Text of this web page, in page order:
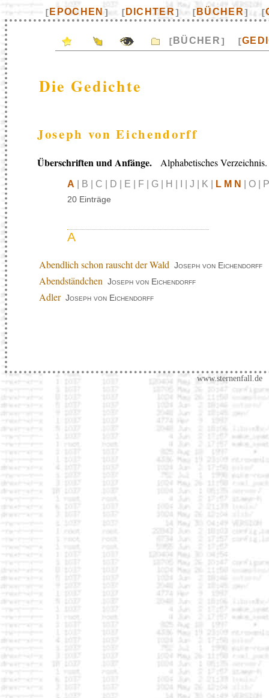
[ EPOCHEN ] [ DICHTER] [ BÜCHER] [
[ BÜCHER] [
Die Gedichte
Joseph von Eichendorff
Überschriften und Anfänge. Alphabetisches Verzeichnis.
A | B | C | D | E | F | G | H | I | J | K | L M N | O |
20 Einträge
A
Abendlich schon rauscht der Wald Joseph von Eichendorff
Abendständchen Joseph von Eichendorff
Adler Joseph von Eichendorff
www.sternenfall.de